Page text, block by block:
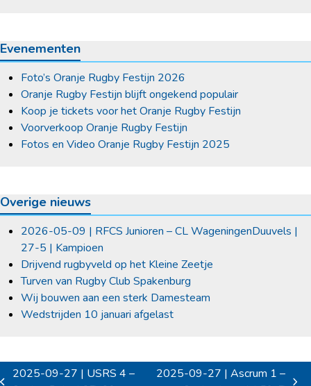
Evenementen
Foto’s Oranje Rugby Festijn 2026
Oranje Rugby Festijn blijft ongekend populair
Koop je tickets voor het Oranje Rugby Festijn
Voorverkoop Oranje Rugby Festijn
Fotos en Video Oranje Rugby Festijn 2025
Overige nieuws
2026-05-09 | RFCS Junioren – CL WageningenDuuvels |
27-5 | Kampioen
Drijvend rugbyveld op het Kleine Zeetje
Turven van Rugby Club Spakenburg
Wij bouwen aan een sterk Damesteam
Wedstrijden 10 januari afgelast
2025-09-27 | USRS 4 –
2025-09-27 | Ascrum 1 –